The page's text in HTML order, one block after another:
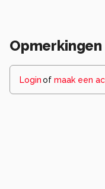
Opmerkingen
Loginof maak een